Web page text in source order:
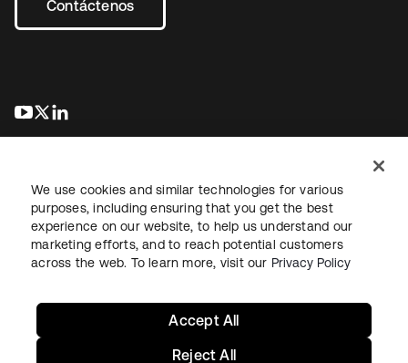
Contáctenos
se abre en una pestaña nueva
se abre en una pestaña nueva
Información legalPolítica de privacidadTérminos del sitio
Seguridad Mapa del sitioPreferencias de cookies
We use cookies and similar technologies for various
purposes, including ensuring that you get the best
experience on our website, to help us understand our
marketing efforts, and to reach potential customers
across the web. To learn more, visit our Privacy Policy
Reject All
Accept All